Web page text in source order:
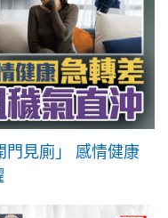
門見廁」 感情健康